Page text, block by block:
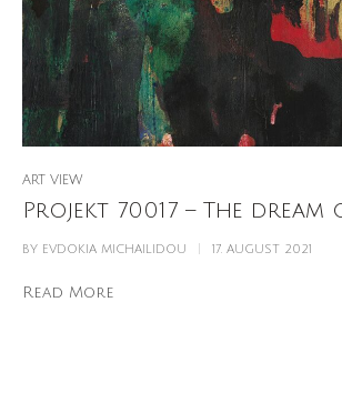
ART VIEW
Projekt 70017 – The dream
BY EVDOKIA MICHAILIDOU 17. AUGUST 2021
Read More